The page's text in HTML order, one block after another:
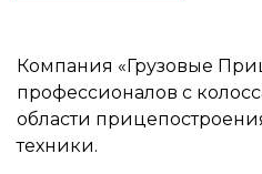
Компания «Грузовые
профессионалов с
области
техники.